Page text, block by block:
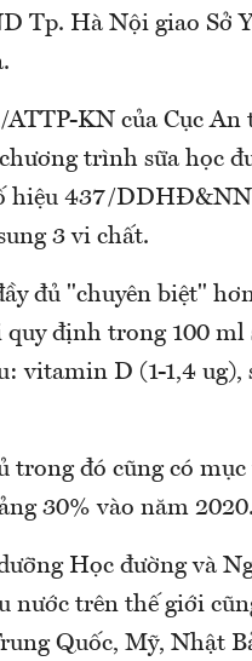
Tp. Hà Nội giao Sở
KN của Cục An
trình sữa học
hiệu 437/
3 vi chất.
đủ "chuyên biệt"
định trong 100 ml
vitamin D (1-1,4 ug),
trong đó cũng có mục
30% vào năm 2020.
Học đường và
nước trên thế giới
Quốc, Mỹ, Nhật